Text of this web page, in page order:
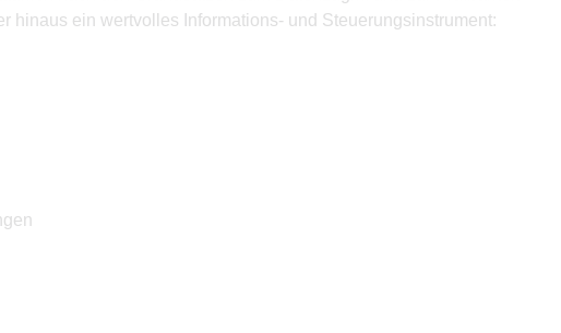
ein wertvolles Informations- und Steuerungsinstrument: